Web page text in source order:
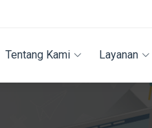
Tentang Kami Layanan